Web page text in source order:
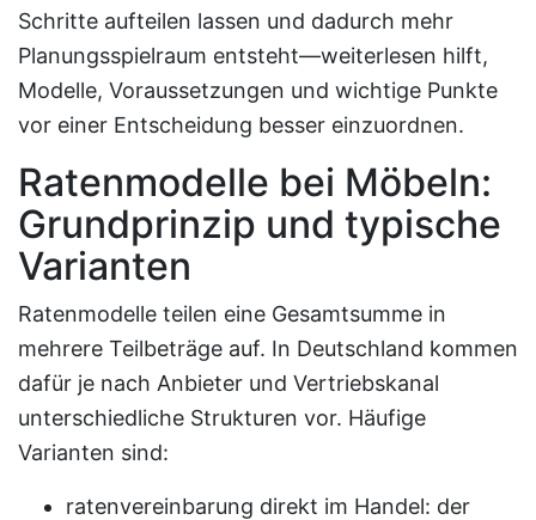
Schritte aufteilen lassen und dadurch mehr
Planungsspielraum entsteht—weiterlesen hilft,
Modelle, Voraussetzungen und wichtige Punkte
vor einer Entscheidung besser einzuordnen.
Ratenmodelle bei Möbeln:
Grundprinzip und typische
Varianten
Ratenmodelle teilen eine Gesamtsumme in
mehrere Teilbeträge auf. In Deutschland kommen
dafür je nach Anbieter und Vertriebskanal
unterschiedliche Strukturen vor. Häufige
Varianten sind:
ratenvereinbarung direkt im Handel: der